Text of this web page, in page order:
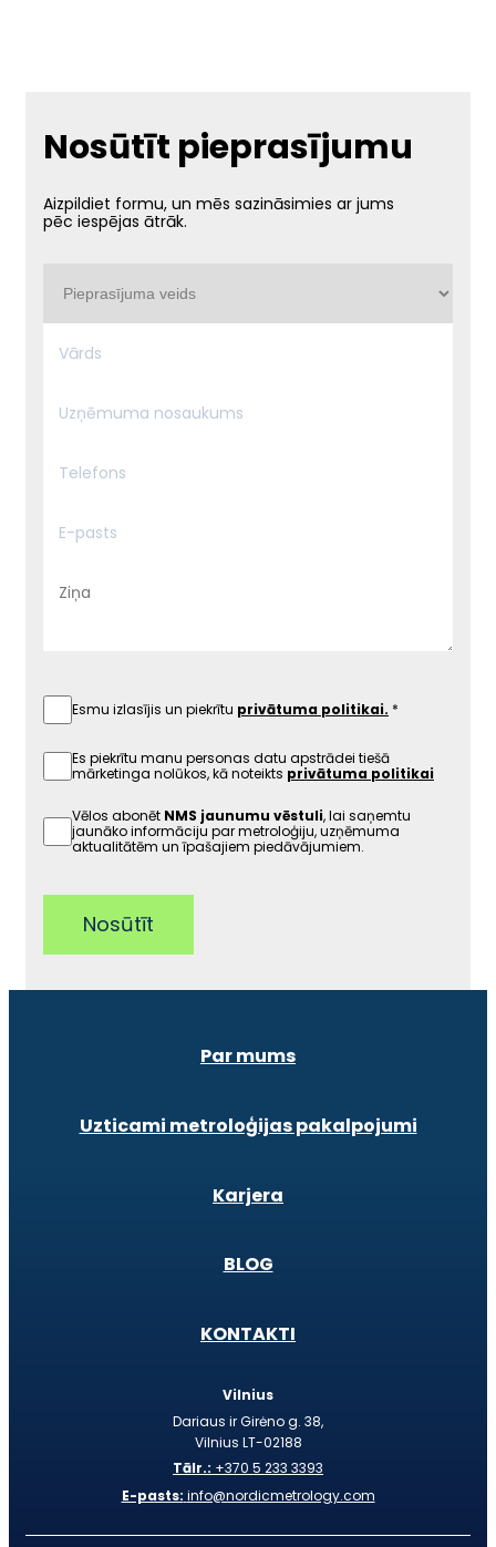
Nosūtīt pieprasījumu
Aizpildiet formu, un mēs sazināsimies ar jums
pēc iespējas ātrāk.
Esmu izlasījis un piekrītu privātuma politikai.
Es piekrītu manu personas datu apstrādei tiešā
mārketinga nolūkos, kā noteikts privātuma politikai
Vēlos abonēt NMS jaunumu vēstuli, lai saņemtu
jaunāko informāciju par metroloģiju, uzņēmuma
aktualitātēm un īpašajiem piedāvājumiem.
Nosūtīt
Par mums
Uzticami metroloģijas pakalpojumi
Karjera
BLOG
KONTAKTI
Vilnius
Dariaus ir Girėno g. 38,
Vilnius LT-02188
Tālr.: +370 5 233 3393
E-pasts: info@nordicmetrology.com